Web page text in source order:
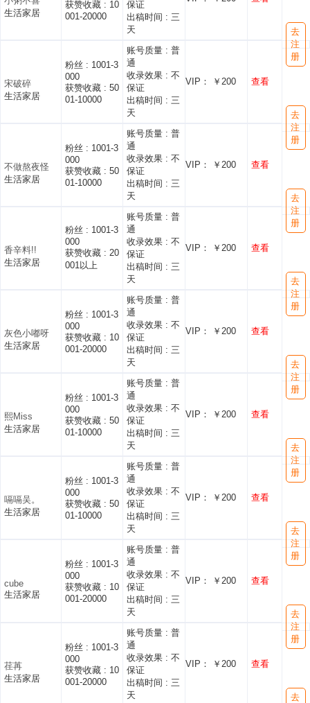
生活家居
获赞收藏 : 10
001-20000
保证
出稿时间 : 三
天
宋破碎
生活家居
粉丝 : 1001-3
000
获赞收藏 : 50
01-10000
账号质量 : 普
通
收录效果 : 不
保证
出稿时间 : 三
天
VIP： ￥200 查看
去
注
册
不做熬夜怪
生活家居
粉丝 : 1001-3
000
获赞收藏 : 50
01-10000
账号质量 : 普
通
收录效果 : 不
保证
出稿时间 : 三
天
VIP： ￥200 查看
去
注
册
香辛料!!
生活家居
粉丝 : 1001-3
000
获赞收藏 : 20
001以上
账号质量 : 普
通
收录效果 : 不
保证
出稿时间 : 三
天
VIP： ￥200 查看
去
注
册
灰色小嘟呀
生活家居
粉丝 : 1001-3
000
获赞收藏 : 10
001-20000
账号质量 : 普
通
收录效果 : 不
保证
出稿时间 : 三
天
VIP： ￥200 查看
去
注
册
熙Miss
生活家居
粉丝 : 1001-3
000
获赞收藏 : 50
01-10000
账号质量 : 普
通
收录效果 : 不
保证
出稿时间 : 三
天
VIP： ￥200 查看
去
注
册
嗝嗝吴。
生活家居
粉丝 : 1001-3
000
获赞收藏 : 50
01-10000
账号质量 : 普
通
收录效果 : 不
保证
出稿时间 : 三
天
VIP： ￥200 查看
去
注
册
cube
生活家居
粉丝 : 1001-3
000
获赞收藏 : 10
001-20000
账号质量 : 普
通
收录效果 : 不
保证
出稿时间 : 三
天
VIP： ￥200 查看
去
注
册
荏苒
生活家居
粉丝 : 1001-3
000
获赞收藏 : 10
001-20000
账号质量 : 普
通
收录效果 : 不
保证
出稿时间 : 三
天
VIP： ￥200 查看
去
注
册
去